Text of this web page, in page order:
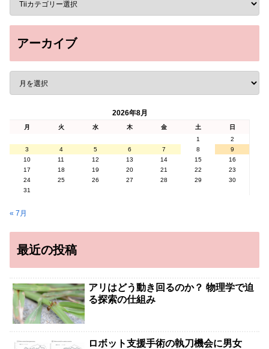
アーカイブ
2026年8月
月 火 水 木 金 土
日
1
2
3
4 5 6 7 8
9
10
11 12 13 14 15
16
17
18 19 20 21 22
23
24
25 26 27 28 29
30
31
« 7月
最近の投稿
アリはどう動き回るのか？ 物理学で迫
る探索の仕組み
ロボット支援手術の執刀機会に男女